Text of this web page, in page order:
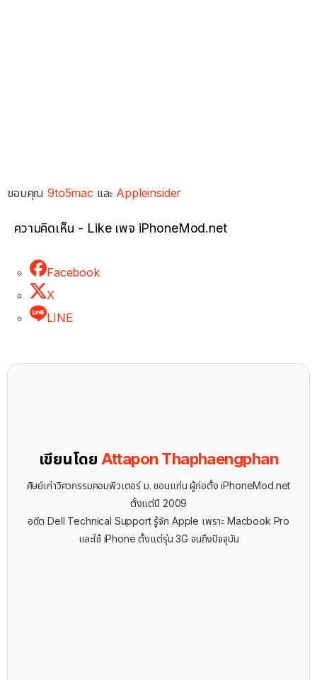
ขอบคุณ9to5mac และ Appleinsider
ความคิดเห็น - Like เพจ iPhoneMod.net
Facebook
X
LINE
เขียนโดย Attapon Thaphaengphan
ศิษย์เก่าวิศวกรรมคอมพิวเตอร์ ม. ขอนแก่น ผู้ก่อตั้ง iPhoneMod.net
ตั้งแต่ปี 2009
อดีต Dell Technical Support รู้จัก ​Apple เพราะ Macbook Pro
และใช้ iPhone ตั้งแต่รุ่น 3G จนถึงปัจจุบัน